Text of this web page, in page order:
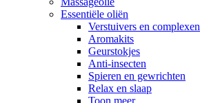
Essentiële oliën
Verstuivers en complexen
Aromakits
Geurstokjes
Anti-insecten
Spieren en gewrichten
Relax en slaap
Toon meer